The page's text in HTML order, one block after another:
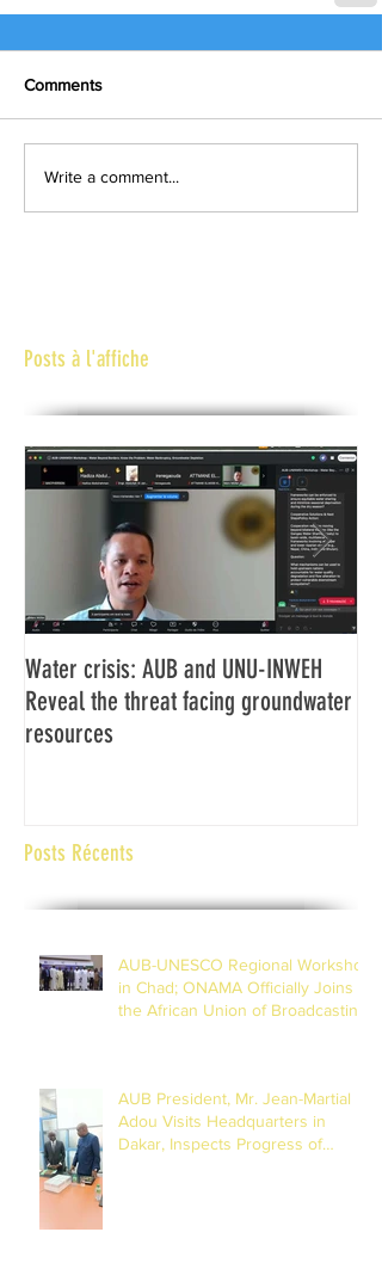
Comments
Write a comment...
Posts à l'affiche
Water crisis: AUB and UNU-INWEH
Reveal the threat facing groundwater
resources
Posts Récents
AUB-UNESCO Regional Workshop
in Chad; ONAMA Officially Joins
the African Union of Broadcasting
AUB President, Mr. Jean-Martial
Adou Visits Headquarters in
Dakar, Inspects Progress of